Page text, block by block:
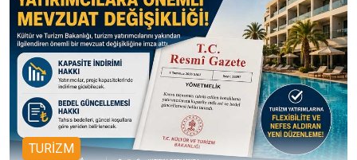
TURİZM